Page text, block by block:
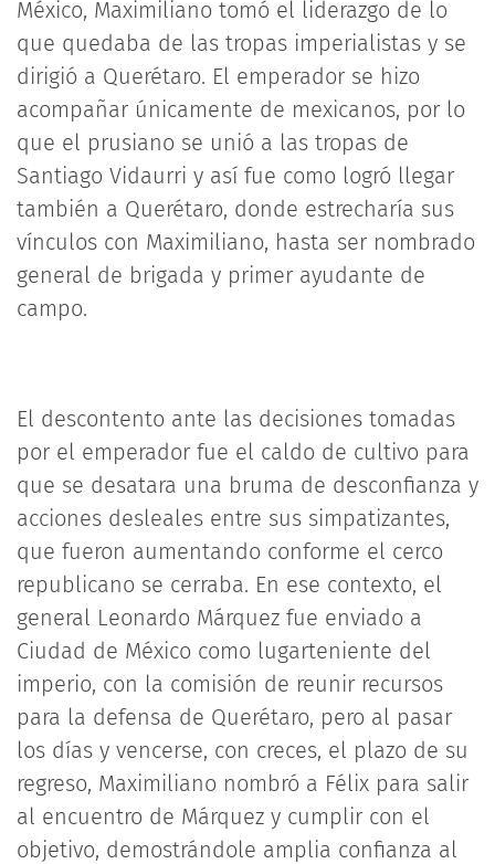
México, Maximiliano tomó el liderazgo de lo
que quedaba de las tropas imperialistas y se
dirigió a Querétaro. El emperador se hizo
acompañar únicamente de mexicanos, por lo
que el prusiano se unió a las tropas de
Santiago Vidaurri y así fue como logró llegar
también a Querétaro, donde estrecharía sus
vínculos con Maximiliano, hasta ser nombrado
general de brigada y primer ayudante de
campo.
El descontento ante las decisiones tomadas
por el emperador fue el caldo de cultivo para
que se desatara una bruma de desconfianza y
acciones desleales entre sus simpatizantes,
que fueron aumentando conforme el cerco
republicano se cerraba. En ese contexto, el
general Leonardo Márquez fue enviado a
Ciudad de México como lugarteniente del
imperio, con la comisión de reunir recursos
para la defensa de Querétaro, pero al pasar
los días y vencerse, con creces, el plazo de su
regreso, Maximiliano nombró a Félix para salir
al encuentro de Márquez y cumplir con el
objetivo, demostrándole amplia confianza al